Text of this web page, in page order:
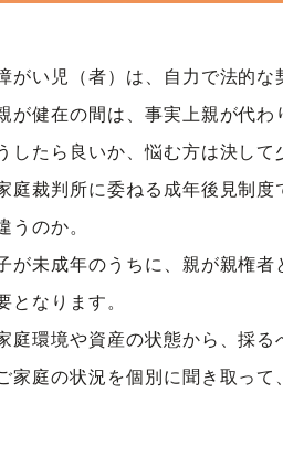
がい児（者）は、自力で法的な
が健在の間は、事実上親が代
したら良いか、悩む方は決して
庭裁判所に委ねる成年後見制
うのか。
が未成年のうちに、親が親権
となります。
庭環境や資産の状態から、採る
家庭の状況を個別に聞き取って